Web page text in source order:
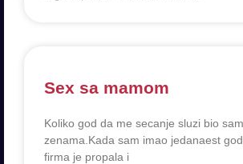
Sex sa mamom
Koliko god da me secanje sluzi bio
zenama.Kada sam imao jedanaest
firma je propala i